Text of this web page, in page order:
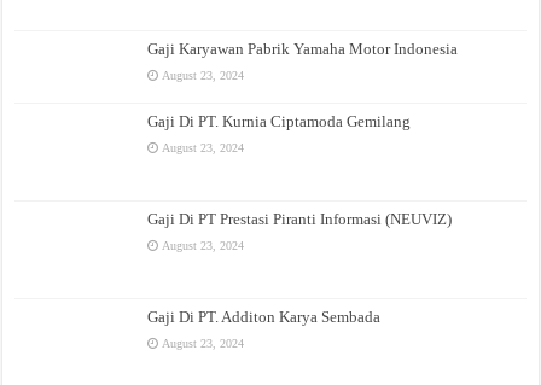
Gaji Karyawan Pabrik Yamaha Motor Indonesia
August 23, 2024
Gaji Di PT. Kurnia Ciptamoda Gemilang
August 23, 2024
Gaji Di PT Prestasi Piranti Informasi (NEUVIZ)
August 23, 2024
Gaji Di PT. Additon Karya Sembada
August 23, 2024